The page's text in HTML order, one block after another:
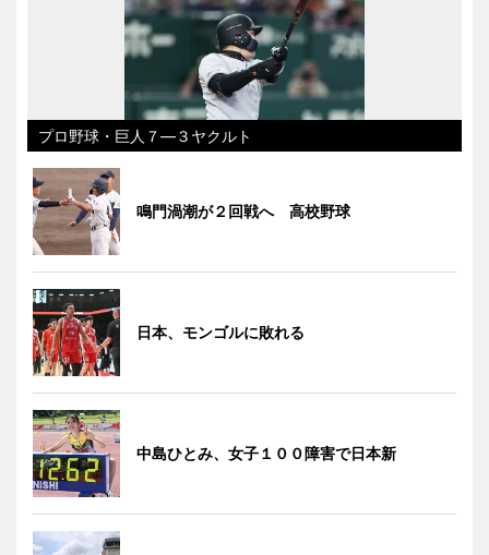
プロ野球・巨人７―３ヤクルト
鳴門渦潮が２回戦へ 高校野球
日本、モンゴルに敗れる
中島ひとみ、女子１００障害で日本新